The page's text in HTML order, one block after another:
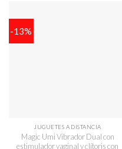
-13%
JUGUETES A DISTANCIA
Magic Umi Vibrador Dual con
estimulador vaginal y clítoris con